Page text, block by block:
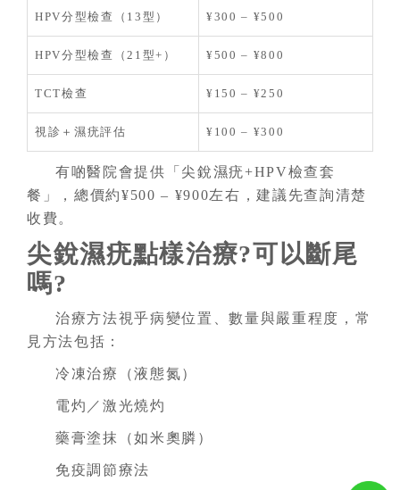
HPV分型檢查（13型） ¥300 – ¥500
HPV分型檢查（21型+） ¥500 – ¥800
TCT檢查 ¥150 – ¥250
視診＋濕疣評估 ¥100 – ¥300
有啲醫院會提供「尖銳濕疣+HPV檢查套
餐」，總價約¥500 – ¥900左右，建議先查詢清楚
收費。
尖銳濕疣點樣治療?可以斷尾
嗎?
治療方法視乎病變位置、數量與嚴重程度，常
見方法包括：
冷凍治療（液態氮）
電灼／激光燒灼
藥膏塗抹（如米奧膦）
免疫調節療法